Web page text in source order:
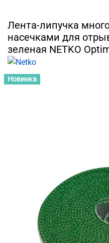
Лента-липучка
насечками для
зеленая NETKO
Новинка